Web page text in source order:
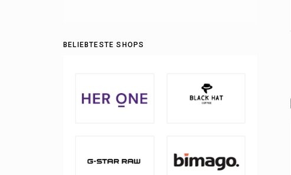
BELIEBTESTE SHOPS